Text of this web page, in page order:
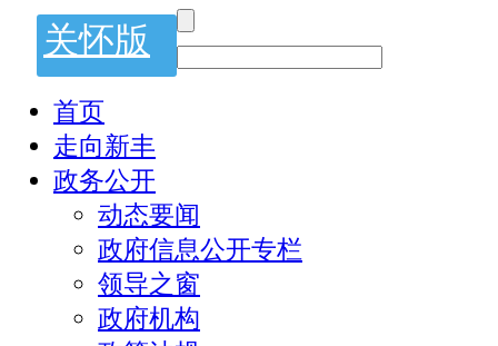
关怀版
首页
走向新丰
政务公开
动态要闻
政府信息公开专栏
领导之窗
政府机构